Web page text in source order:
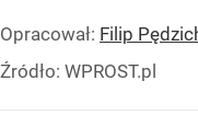
Opracował: Filip
Źródło: WPROST.pl